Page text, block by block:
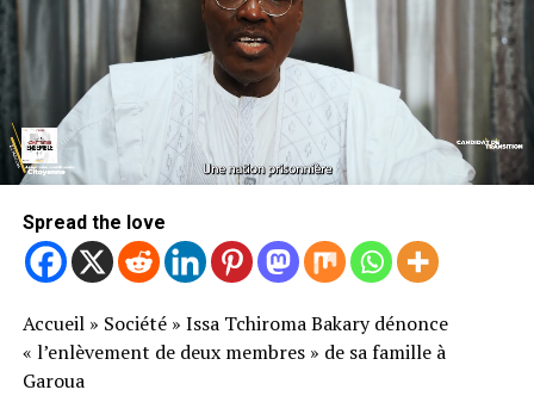
Spread the love
Accueil» Société» Issa Tchiroma Bakary dénonce
« l’enlèvement de deux membres » de sa famille à
Garoua